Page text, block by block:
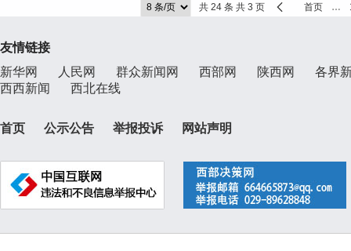
共 24 条 共 3 页 首页 …
友情链接
新华网
人民网 群众新闻网 西部网 陕西网
各界
西西新闻
西北在线
首页 公示公告 举报投诉 网站声明